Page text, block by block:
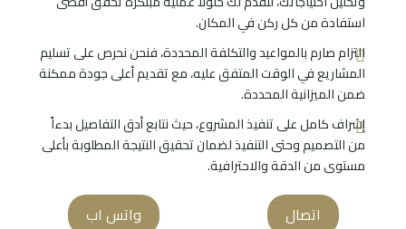
استفادة من كل ركن في المكان.
التزام صارم بالمواعيد والتكلفة المحددة، فنحن نحرص على تسليم
المشاريع في الوقت المتفق عليه، مع تقديم أعلى جودة ممكنة
ضمن الميزانية المحددة.
إشراف كامل على تنفيذ المشروع، حيث نتابع أدق التفاصيل بدءاً
من التصميم وحتى التنفيذ لضمان تحقيق النتيجة المطلوبة بأعلى
مستوى من الدقة والاحترافية.
اتصال واتس اب